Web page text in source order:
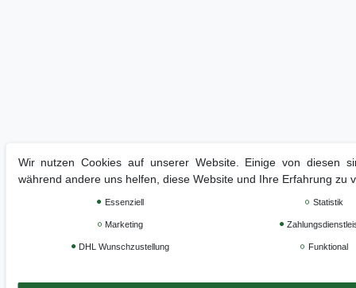
Wir nutzen Cookies auf unserer Website. Einige von diesen
während andere uns helfen, diese Website und Ihre Erfahrung zu
Essenziell Statistik
Marketing
DHL Wunschzustellung Funktional